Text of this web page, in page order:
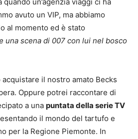
avuto un VIP, ma abbiamo
al momento ed è stato
una scena di 007 con lui nel bosco
il nostro amato Becks
Oppure potrei raccontare di
a una puntata della serie TV
il mondo del tartufo e
per la Regione Piemonte. In